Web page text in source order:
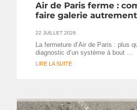
Air de Paris ferme :
faire galerie
22 JUILLET 2026
La fermeture d’Air de Paris : plus
diagnostic d’un système à bout …
LIRE LA SUITE